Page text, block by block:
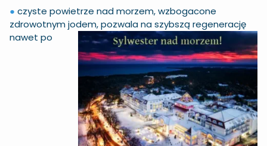
● czyste powietrze nad morzem, wzbogacone
zdrowotnym jodem, pozwalana szybszą regenerację
nawet po